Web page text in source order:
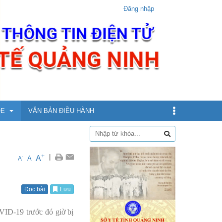
Đăng nhập
5 - dưới 12 tuổi
VĂN BẢN ĐIỀU HÀNH
A- A A+ |
Đọc bài Lưu
19 trước đó giờ bị